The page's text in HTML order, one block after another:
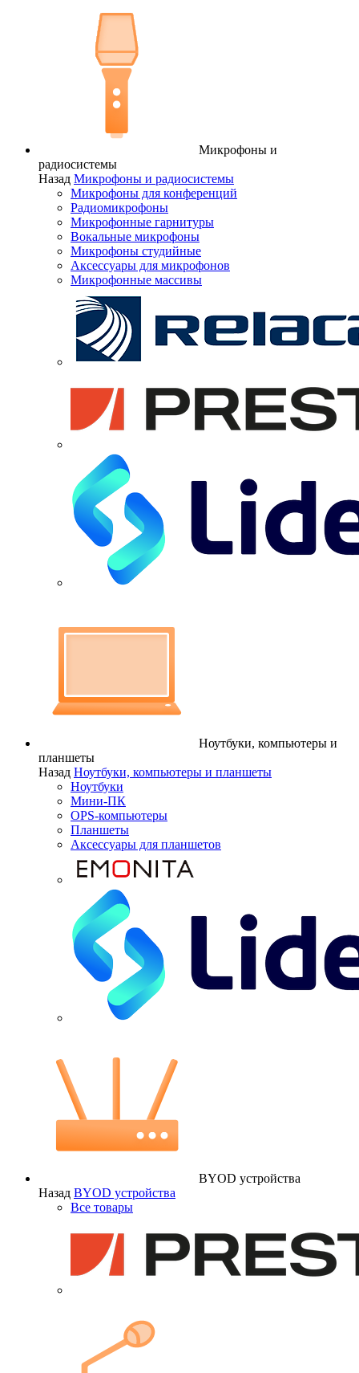
Микрофоны и
радиосистемы
Назад Микрофоны и радиосистемы
Микрофоны для конференций
Радиомикрофоны
Микрофонные гарнитуры
Вокальные микрофоны
Микрофоны студийные
Аксессуары для микрофонов
Микрофонные массивы
Ноутбуки, компьютеры и
планшеты
Назад Ноутбуки, компьютеры и планшеты
Ноутбуки
Мини-ПК
OPS-компьютеры
Планшеты
Аксессуары для планшетов
BYOD устройства
Назад BYOD устройства
Все товары